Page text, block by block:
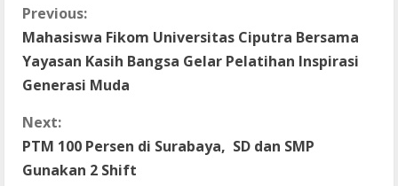
C
o
n
t
i
Previous:
Mahasiswa Fikom Universitas Ciputra Bersama
Yayasan Kasih Bangsa Gelar Pelatihan Inspirasi
Generasi Muda
Next:
PTM 100 Persen di Surabaya, SD dan SMP
Gunakan 2 Shift